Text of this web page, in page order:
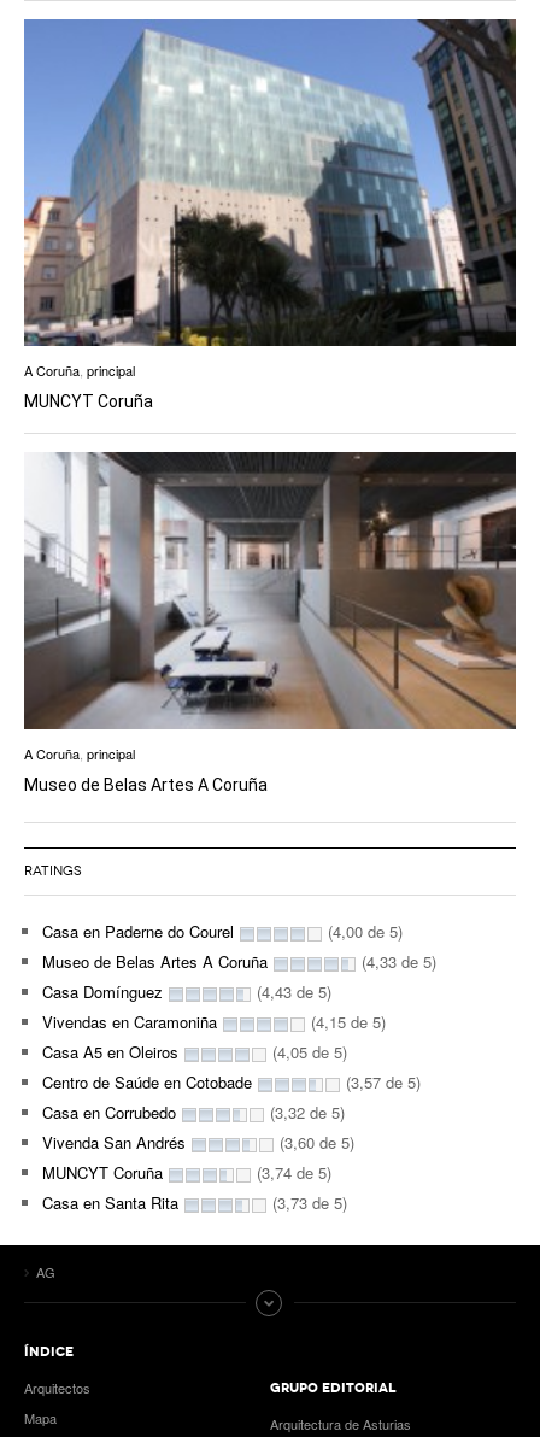
A Coruña principal
MUNCYT Coruña
A Coruña, principal
Museo de Belas Artes A Coruña
RATINGS
Casa en Paderne do Courel
(4,00 de 5)
Museo de Belas Artes A Coruña
(4,33 de 5)
Casa Domínguez
(4,43 de 5)
Vivendas en Caramoniña
(4,15 de 5)
Casa A5 en Oleiros
(4,05 de 5)
Centro de Saúde en Cotobade
(3,57 de 5)
Casa en Corrubedo
(3,32 de 5)
Vivenda San Andrés
(3,60 de 5)
MUNCYT Coruña
(3,74 de 5)
Casa en Santa Rita
(3,73 de 5)
AG
ÍNDICE
Arquitectos
Mapa
GRUPO EDITORIAL
Arquitectura de Asturias